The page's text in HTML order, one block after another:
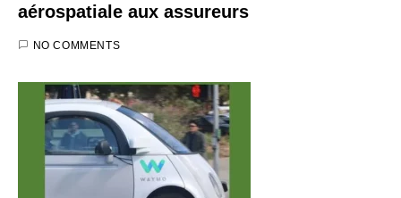
aérospatiale aux assureurs
NO COMMENTS